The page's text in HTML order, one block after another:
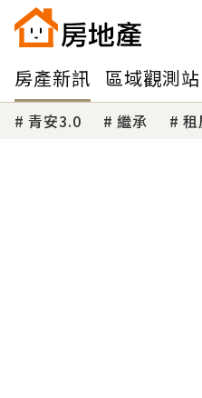
房產新訊 區域觀測站
青安3.0 繼承 租